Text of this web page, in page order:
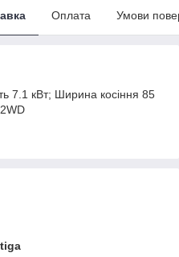
Оплата Умови
7.1 кВт; Ширина косіння 85